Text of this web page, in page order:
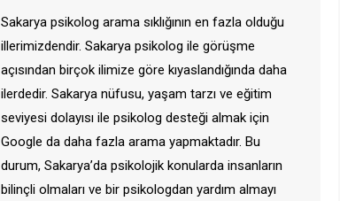
Sakarya psikolog arama sıklığının en fazla olduğu
illerimizdendir. Sakarya psikolog ile görüşme
açısından birçok ilimize göre kıyaslandığında daha
ilerdedir. Sakarya nüfusu, yaşam tarzı ve eğitim
seviyesi dolayısı ile psikolog desteği almak için
Google da daha fazla arama yapmaktadır. Bu
durum, Sakarya’da psikolojik konularda insanların
bilinçli olmaları ve bir psikologdan yardım almayı